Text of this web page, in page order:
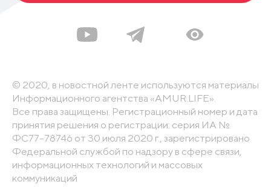
© 2020, в новостной ленте используются материалы
Информационного агентства «AMUR.LIFE».
Все права защищены. Регистрационный номер и дата
принятия решения о регистрации: серия ИА №
ФС77-78746 от 30 июля 2020 г., зарегистрировано
Федеральной службой по надзору в сфере связи,
информационных технологий и массовых
коммуникаций